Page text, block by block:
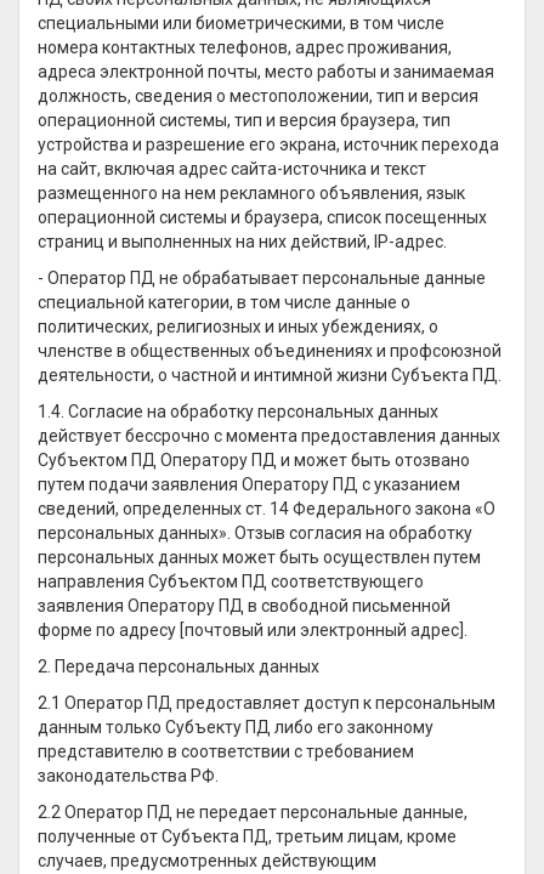
специальными или биометрическими, в том числе
номера контактных телефонов, адрес проживания,
адреса электронной почты, место работы и занимаемая
должность, сведения о местоположении, тип и версия
операционной системы, тип и версия браузера, тип
устройства и разрешение его экрана, источник перехода
на сайт, включая адрес сайта-источника и текст
размещенного на нем рекламного объявления, язык
операционной системы и браузера, список посещенных
страниц и выполненных на них действий, IP-адрес.
- Оператор ПД не обрабатывает персональные данные
специальной категории, в том числе данные о
политических, религиозных и иных убеждениях, о
членстве в общественных объединениях и профсоюзной
деятельности, о частной и интимной жизни Субъекта ПД.
1.4. Согласие на обработку персональных данных
действует бессрочно с момента предоставления данных
Субъектом ПД Оператору ПД и может быть отозвано
путем подачи заявления Оператору ПД с указанием
сведений, определенных ст. 14 Федерального закона «О
персональных данных». Отзыв согласия на обработку
персональных данных может быть осуществлен путем
направления Субъектом ПД соответствующего
заявления Оператору ПД в свободной письменной
форме по адресу [почтовый или электронный адрес].
2. Передача персональных данных
2.1 Оператор ПД предоставляет доступ к персональным
данным только Субъекту ПД либо его законному
представителю в соответствии с требованием
законодательства РФ.
2.2 Оператор ПД не передает персональные данные,
полученные от Субъекта ПД, третьим лицам, кроме
случаев, предусмотренных действующим